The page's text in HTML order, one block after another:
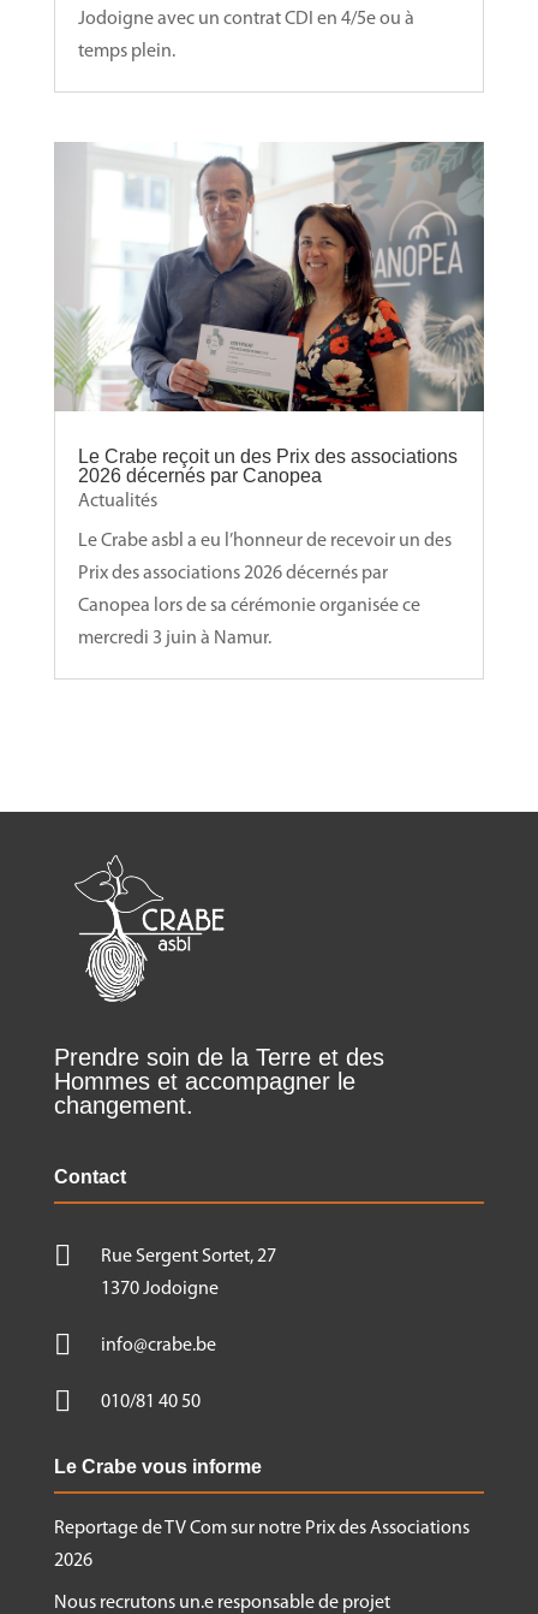
Jodoigne avec un contrat CDI en 4/5e ou à
temps plein.
Le Crabe reçoit un des Prix des associations
2026 décernés par Canopea
Actualités
Le Crabe asbl a eu l’honneur de recevoir un des
Prix des associations 2026 décernés par
Canopea lors de sa cérémonie organisée ce
mercredi 3 juin à Namur.
Prendre soin de la Terre et des
Hommes et accompagner le
changement.
Contact

Rue Sergent Sortet, 27
1370 Jodoigne
 info@crabe.be
 010/81 40 50
Le Crabe vous informe
Reportage de TV Com sur notre Prix des Associations
2026
Nous recrutons un.e responsable de projet